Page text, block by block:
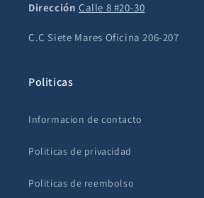
Dirección Calle 8 #20-30
C.C Siete Mares Oficina 206-207
Politicas
Informacion de contacto
Politicas de privacidad
Politicas de reembolso